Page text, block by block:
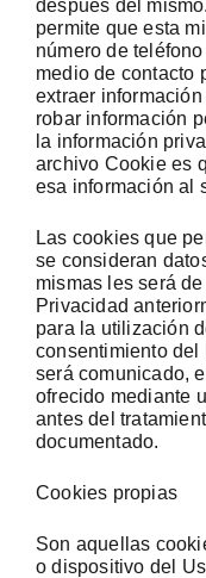
después del
permite que esta
número de
medio de contacto
extraer
robar información
la información
archivo Cookie es
esa información al
Las cookies que
se consideran
mismas les será
Privacidad
para la utilización
consentimiento del
será comunicado,
ofrecido mediante
antes del
documentado.
Cookies propias
Son aquellas
o dispositivo del